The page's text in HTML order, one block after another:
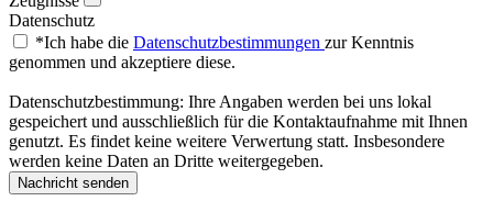
Datenschutz
*Ich habe die Datenschutzbestimmungen zur Kenntnis
genommen und akzeptiere diese.
Datenschutzbestimmung: Ihre Angaben werden bei uns lokal
gespeichert und ausschließlich für die Kontaktaufnahme mit Ihnen
genutzt. Es findet keine weitere Verwertung statt. Insbesondere
werden keine Daten an Dritte weitergegeben.
Nachricht senden